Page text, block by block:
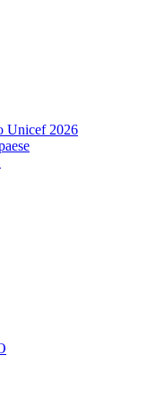
Unicef 2026